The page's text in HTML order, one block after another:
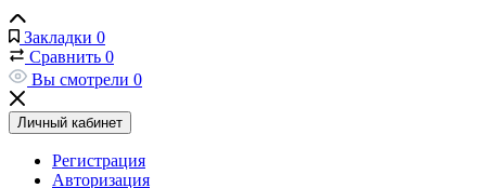
Закладки 0
Сравнить 0
Вы смотрели 0
Личный кабинет
Регистрация
Авторизация